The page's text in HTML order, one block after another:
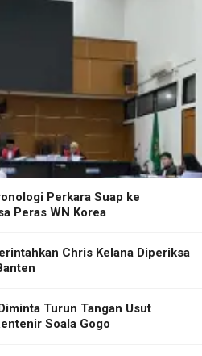
Perkara Suap ke
Peras WN Korea
Chris Kelana Diperiksa
Turun Tangan Usut
Soala Gogo